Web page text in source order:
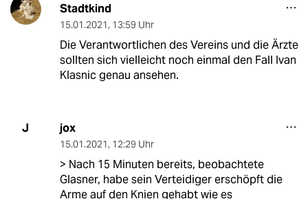
Stadtkind
15.01.2021, 13:59 Uhr
Die Verantwortlichen des Vereins und die Ärzte
sollten sich vielleicht noch einmal den Fall Ivan
Klasnic genau ansehen.
J jox
15.01.2021, 12:29 Uhr
> Nach 15 Minuten bereits, beobachtete
Glasner, habe sein Verteidiger erschöpft die
Arme auf den Knien gehabt wie es